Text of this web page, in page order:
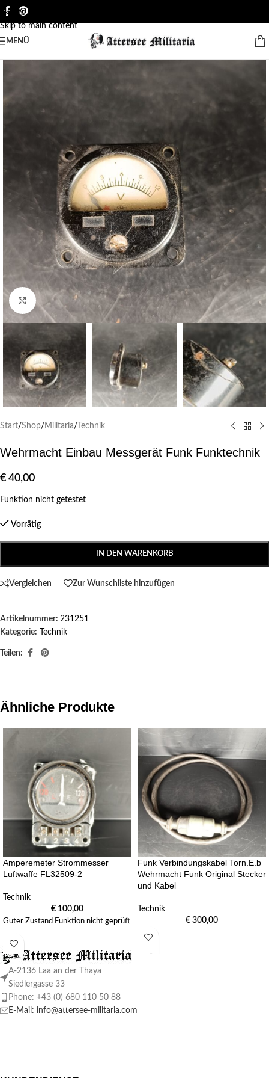
Skip to navigation
Skip to main content
MENÜ
Klick zum Vergrößern
Start/Shop/ Militaria/ Technik
Wehrmacht Einbau Messgerät Funk Funktechnik
€ 40,00
Funktion nicht getestet
Vorrätig
IN DEN WARENKORB
Vergleichen Zur Wunschliste hinzufügen
Artikelnummer: 231251
Kategorie:
Technik
Teilen:
Ähnliche Produkte
Amperemeter Strommesser
Luftwaffe FL32509-2
Technik
€ 100,00
Guter Zustand Funktion nicht geprüft
Funk Verbindungskabel Torn.E.b
Wehrmacht Funk Original Stecker
und Kabel
Technik
€ 300,00
A-2136 Laa an der Thaya
Siedlergasse 33
Phone: +43 (0) 680 110 50 88
E-Mail: info@attersee-militaria.com